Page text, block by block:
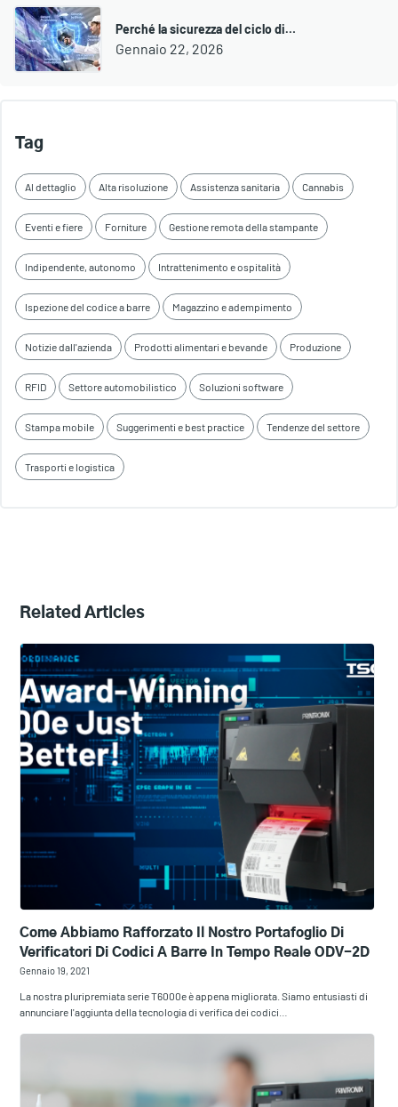
Perché la sicurezza del ciclo di…
Gennaio 22, 2026
Tag
Al dettaglio Alta risoluzione Assistenza sanitaria Cannabis
Eventi e fiere Forniture Gestione remota della stampante
Indipendente, autonomo Intrattenimento e ospitalità
Ispezione del codice a barre Magazzino e adempimento
Notizie dall'azienda Prodotti alimentari e bevande Produzione
RFID Settore automobilistico Soluzioni software
Stampa mobile Suggerimenti e best practice Tendenze del settore
Trasporti e logistica
Related Articles
Come Abbiamo Rafforzato Il Nostro Portafoglio Di
Verificatori Di Codici A Barre In Tempo Reale ODV-2D
Gennaio 19, 2021
La nostra pluripremiata serie T6000e è appena migliorata. Siamo entusiasti di
annunciare l'aggiunta della tecnologia di verifica dei codici…